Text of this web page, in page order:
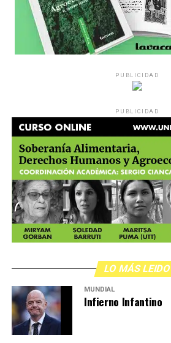
PUBLICIDAD
PUBLICIDAD
LO MÁS LEIDO
MUNDIAL
Infierno Infantino